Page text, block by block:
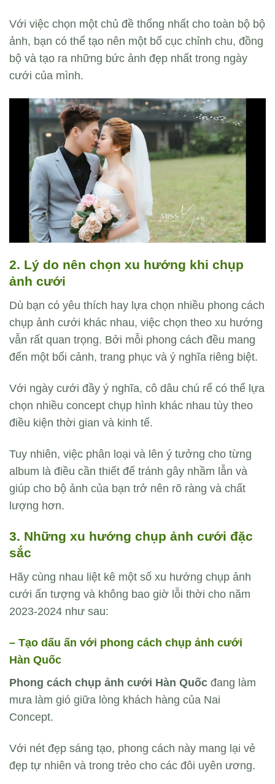
Với việc chọn một chủ đề thống nhất cho toàn bộ bộ
ảnh, bạn có thể tạo nên một bố cục chỉnh chu, đồng
bộ và tạo ra những bức ảnh đẹp nhất trong ngày
cưới của mình.
2. Lý do nên chọn xu hướng khi chụp
ảnh cưới
Dù bạn có yêu thích hay lựa chọn nhiều phong cách
chụp ảnh cưới khác nhau, việc chọn theo xu hướng
vẫn rất quan trọng. Bởi mỗi phong cách đều mang
đến một bối cảnh, trang phục và ý nghĩa riêng biệt.
Với ngày cưới đầy ý nghĩa, cô dâu chú rể có thể lựa
chọn nhiều concept chụp hình khác nhau tùy theo
điều kiện thời gian và kinh tế.
Tuy nhiên, việc phân loại và lên ý tưởng cho từng
album là điều cần thiết để tránh gây nhầm lẫn và
giúp cho bộ ảnh của bạn trở nên rõ ràng và chất
lượng hơn.
3. Những xu hướng chụp ảnh cưới đặc
sắc
Hãy cùng nhau liệt kê một số xu hướng chụp ảnh
cưới ấn tượng và không bao giờ lỗi thời cho năm
2023-2024 như sau:
– Tạo dấu ấn với phong cách chụp ảnh cưới
Hàn Quốc
Phong cách chụp ảnh cưới Hàn Quốc đang làm
mưa làm gió giữa lòng khách hàng của Nai
Concept.
Với nét đẹp sáng tạo, phong cách này mang lại vẻ
đẹp tự nhiên và trong trẻo cho các đôi uyên ương.